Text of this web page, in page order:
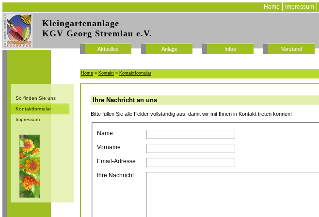
Home Impressum
Kleingartenanlage
KGV Georg Stremlau e.V.
Aktuelles Anlage Infos Vorstand
So finden Sie uns
Kontaktformular
Impressum
Home » Kontakt » Kontaktformular
Ihre Nachricht an uns
Bitte füllen Sie alle Felder vollständig aus, damit wir mit Ihnen in Kontakt treten können!
Name
Vorname
Email-Adresse
Ihre Nachricht